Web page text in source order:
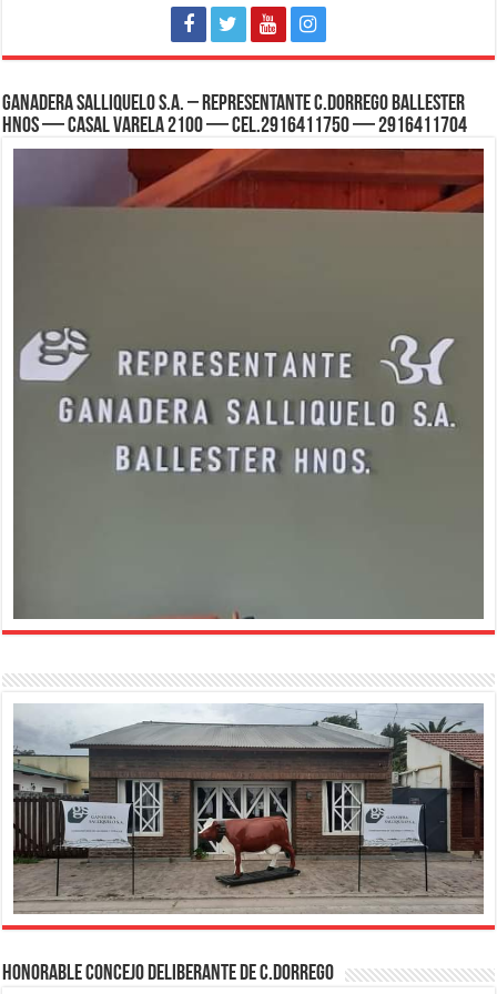
GANADERA SALLIQUELO S.A. – REPRESENTANTE C.DORREGO BALLESTER
HNOS — CASAL VARELA 2100 — Cel.2916411750 — 2916411704
HONORABLE CONCEJO DELIBERANTE DE C.DORREGO